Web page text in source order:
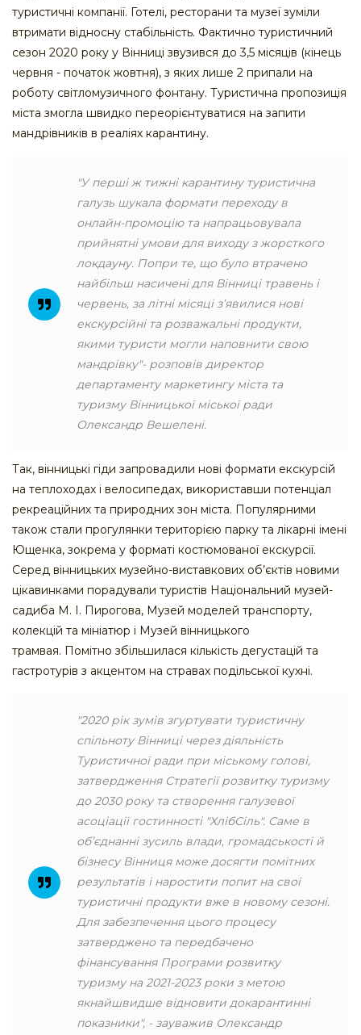
туристичні компанії. Готелі, ресторани та музеї зуміли
втримати відносну стабільність. Фактично туристичний
сезон 2020 року у Вінниці звузився до 3,5 місяців (кінець
червня - початок жовтня), з яких лише 2 припали на
роботу світломузичного фонтану. Туристична пропозиція
міста змогла швидко переорієнтуватися на запити
мандрівників в реаліях карантину.
"У перші ж тижні карантину туристична
галузь шукала формати переходу в
онлайн-промоцію та напрацьовувала
прийнятні умови для виходу з жорсткого
локдауну. Попри те, що було втрачено
найбільш насичені для Вінниці травень і
червень, за літні місяці з’явилися нові
екскурсійні та розважальні продукти,
якими туристи могли наповнити свою
мандрівку"- розповів директор
департаменту маркетингу міста та
туризму Вінницької міської ради
Олександр Вешелені.
Так, вінницькі гіди запровадили нові формати екскурсій
на теплоходах і велосипедах, використавши потенціал
рекреаційних та природних зон міста. Популярними
також стали прогулянки територією парку та лікарні імені
Ющенка, зокрема у форматі костюмованої екскурсії.
Серед вінницьких музейно-виставкових об’єктів новими
цікавинками порадували туристів Національний музей-
садиба М. І. Пирогова, Музей моделей транспорту,
колекцій та мініатюр і Музей вінницького
трамвая. Помітно збільшилася кількість дегустацій та
гастротурів з акцентом на стравах подільської кухні.
"2020 рік зумів згуртувати туристичну
спільноту Вінниці через діяльність
Туристичної ради при міському голові,
затвердження Стратегії розвитку туризму
до 2030 року та створення галузевої
асоціації гостинності "ХлібСіль". Саме в
об’єднанні зусиль влади, громадськості й
бізнесу Вінниця може досягти помітних
результатів і наростити попит на свої
туристичні продукти вже в новому сезоні.
Для забезпечення цього процесу
затверджено та передбачено
фінансування Програми розвитку
туризму на 2021-2023 роки з метою
якнайшвидше відновити докарантинні
показники", - зауважив Олександр